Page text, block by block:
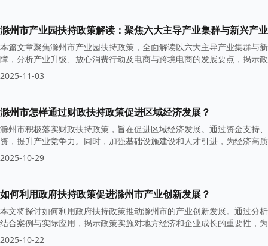
滁州市产业园扶持政策解读：聚焦六大主导产业集群与新兴产
本篇文章聚焦滁州市产业园扶持政策，全面解读以六大主导产业集群与
障，分析产业升级、放心消费行动及电商与跨境电商的发展要点，揭示
产业升级的脉络与未来潜力。
2025-11-03
滁州市怎样通过财政扶持政策促进区域经济发展？
滁州市积极落实财政扶持政策，旨在促进区域经济发展。通过资金支持
资，提升产业竞争力。同时，加强基础设施建设和人才引进，为经济高
2025-10-29
如何利用政府扶持政策促进滁州市产业创新发展？
本文将探讨如何利用政府扶持政策推动滁州市的产业创新发展。通过分
结合案例与实际应用，揭示政策实施对地方经济和企业成长的重要性，
2025-10-22